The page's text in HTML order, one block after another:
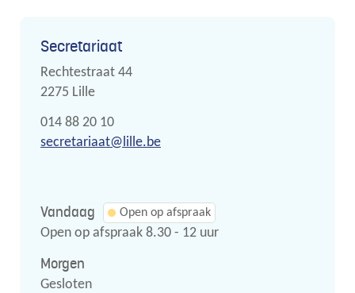
Contact
Secretariaat
Adres
Rechtestraat 44
,2275 Lille
Tel.
014 88 20 10
E-
secretariaat@ lille.be
Vandaag Open op afspraak
Open op afspraak 8.30 - 12 uur
Morgen
Gesloten